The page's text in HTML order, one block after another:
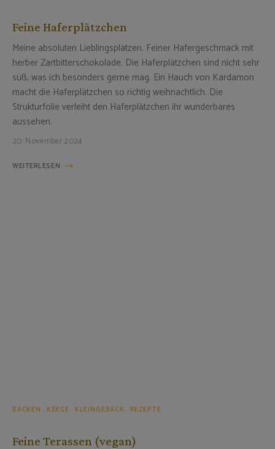
Feine Haferplätzchen
Meine absoluten Lieblingsplätzen. Feiner Hafergeschmack mit
herber Zartbitterschokolade. Die Haferplätzchen sind nicht sehr
süß, was ich besonders gerne mag. Ein Hauch von Kardamon
macht die Haferplätzchen so richtig weihnachtlich. Die
Strukturfolie verleiht den Haferplätzchen ihr wunderbares
aussehen.
20. November 2024
WEITERLESEN
BACKEN KEKSE KLEINGEBÄCK REZEPTE
Feine Terassen (vegan)